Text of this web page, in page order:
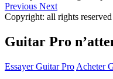
Previous Next
Copyright: all rights
Guitar Pro
Essayer Guitar Pro Acheter